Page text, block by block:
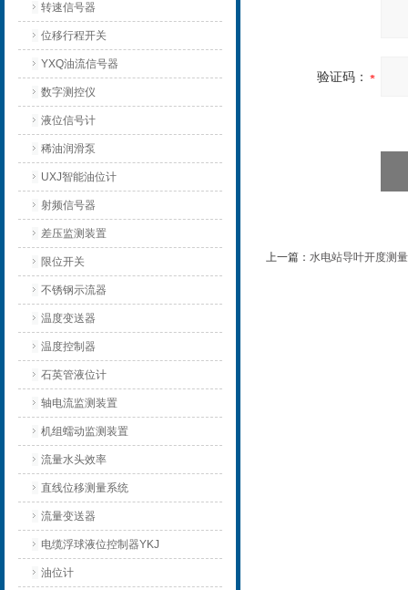
转速信号器
位移行程开关
YXQ油流信号器
数字测控仪
液位信号计
稀油润滑泵
UXJ智能油位计
射频信号器
差压监测装置
限位开关
不锈钢示流器
温度变送器
温度控制器
石英管液位计
轴电流监测装置
机组蠕动监测装置
流量水头效率
直线位移测量系统
流量变送器
电缆浮球液位控制器YKJ
油位计
验证码：
上一篇： 水电站导叶开度测